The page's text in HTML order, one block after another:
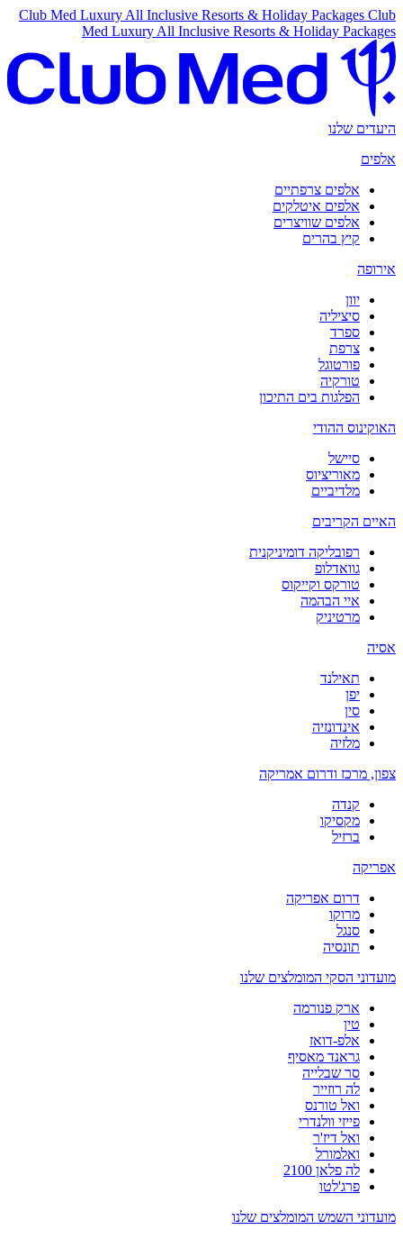
Club Med Luxury All Inclusive Resorts & Holiday Packages Club
Med Luxury All Inclusive Resorts & Holiday Packages
היעדים שלנו
אלפים
אלפים צרפתיים
אלפים איטלקים
אלפים שוויצרים
קיץ בהרים
אירופה
יוון
סיציליה
ספרד
צרפת
פורטוגל
טורקיה
הפלגות בים התיכון
האוקינוס ההודי
סיישל
מאוריציוס
מלדיביים
האיים הקריבים
רפובליקה דומיניקנית
גוואדלופ
טורקס וקייקוס
איי הבהמה
מרטיניק
אסיה
תאילנד
יפן
סין
אינדונזיה
מלזיה
צפון, מרכז ודרום אמריקה
קנדה
מקסיקו
ברזיל
אפריקה
דרום אפריקה
מרוקו
סנגל
תונסיה
מועדוני הסקי המומלצים שלנו
ארק פנורמה
טין
אלפ-דואז
גראנד מאסיף
סר שבלייה
לה רוזייר
ואל טורנס
פייזי וולנדרי
ואל דיז'ר
ואלמורל
לה פלאן 2100
פרג'לטו
מועדוני השמש המומלצים שלנו